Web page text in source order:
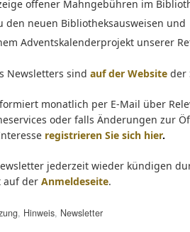
offener Mahngebühren im
den neuen Bibliotheksausweisen und
Adventskalenderprojekt unserer
Newsletters sind auf der Website der
monatlich per E-Mail über
oder falls Änderungen zur
registrieren Sie sich hier.
jederzeit wieder kündigen
auf der Anmeldeseite.
, Hinweis, Newsletter